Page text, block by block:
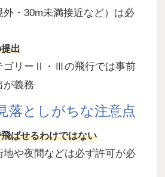
・ 30m未満接近など）は必
出
ゴリー Ⅱ ・ Ⅲの飛行では事前
が義務
落としがちな注意点
ばせるわけではない
地や夜間などは必ず許可が必